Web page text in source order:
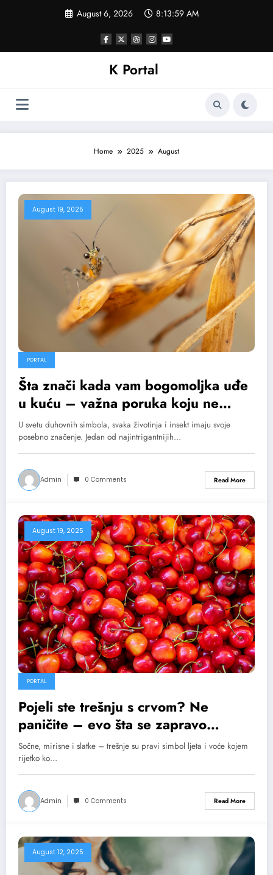
August 6, 2026 8:13:59 AM
K Portal
Home 2025 August
August 19, 2025
PORTAL
Šta znači kada vam bogomoljka uđe
u kuću – važna poruka koju ne
smete ignorisati
U svetu duhovnih simbola, svaka životinja i insekt imaju svoje
posebno značenje. Jedan od najintrigantnijih…
Admin 0 Comments Read More
August 19, 2025
PORTAL
Pojeli ste trešnju s crvom? Ne
paničite – evo šta se zapravo
dešava u vašem tijelu
Sočne, mirisne i slatke – trešnje su pravi simbol ljeta i voće kojem
rijetko ko…
Admin 0 Comments Read More
August 12, 2025